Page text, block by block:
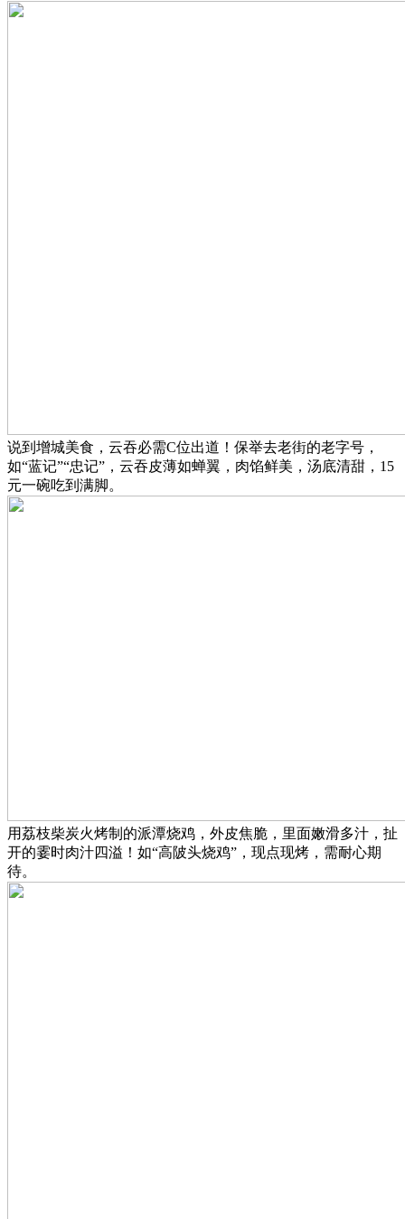
说到增城美食，云吞必需C位出道！保举去老街的老字号，
如“蓝记”“忠记”，云吞皮薄如蝉翼，肉馅鲜美，汤底清甜，15
元一碗吃到满脚。
用荔枝柴炭火烤制的派潭烧鸡，外皮焦脆，里面嫩滑多汁，扯
开的霎时肉汁四溢！如“高陂头烧鸡”，现点现烤，需耐心期
待。